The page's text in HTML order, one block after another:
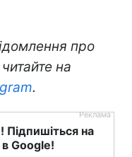
про
на
.
Підпишіться на
Google!